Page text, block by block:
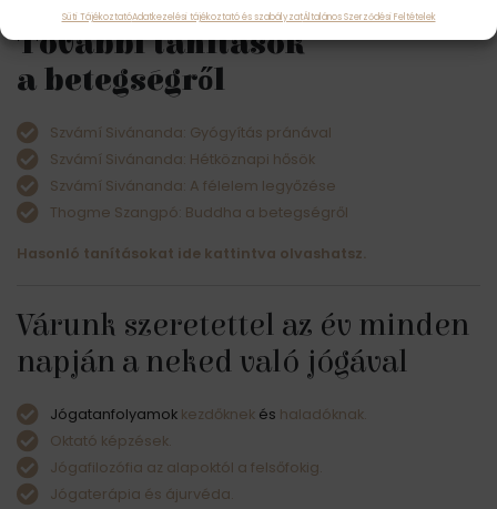
Süti TájékoztatóAdatkezelési tájékoztató és szabályzatÁltalános Szerződési Feltételek
További tanítások
a betegségről
Szvámí Sivánanda: Gyógyítás pránával
Szvámí Sivánanda: Hétköznapi hősök
Szvámí Sivánanda: A félelem legyőzése
Thogme Szangpó: Buddha a betegségről
Hasonló tanításokat ide kattintva olvashatsz.
Várunk szeretettel az év minden
napján a neked való jógával
Jógatanfolyamok kezdőknek és haladóknak.
Oktató képzések.
Jógafilozófia az alapoktól a felsőfokig.
Jógaterápia és ájurvéda.